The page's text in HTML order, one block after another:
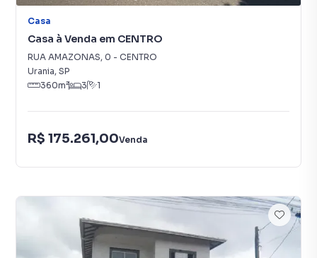
Casa
Casa à Venda em CENTRO
RUA AMAZONAS, 0 - CENTRO
Urania, SP
360m² 3 1
R$ 175.261,00Venda